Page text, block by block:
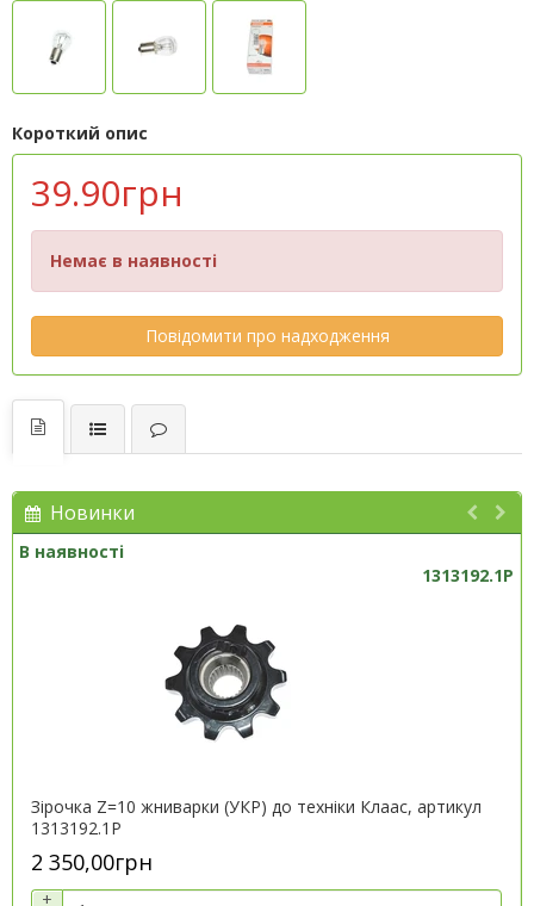
Короткий опис
39.90грн
Немає в наявності
Повідомити про надходження
Новинки
В наявності
1313192.1P
Зірочка Z=10 жниварки (УКР) до техніки Клаас, артикул
1313192.1P
2 350,00грн
+